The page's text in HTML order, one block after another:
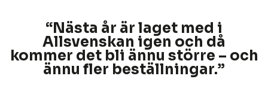
“Nästa år är laget med i
Allsvenskan igen och då
kommer det bli ännu större – och
ännu fler beställningar.”